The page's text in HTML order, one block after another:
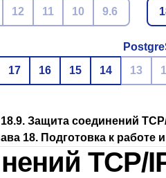
12
11 10 9.6
17
16 15 14 13
18.9. Защита соединений
18. Подготовка к работе
TCP/